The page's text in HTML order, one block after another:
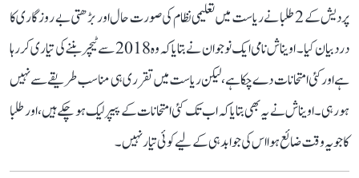
پردیش کے 2 طلبا نے ریاست میں تعلیمی نظام کی صورت حال اور بڑھتی بے روزگاری کا
درد بیان کیا۔ اویناش نامی ایک نوجوان نے بتایا کہ وہ 2018 سے ٹیچر بننے کی تیاری کر رہا
ہے اور کئی امتحانات دے چکا ہے، لیکن ریاست میں تقرری ہی مناسب طریقے سے نہیں
ہو رہی۔ اویناش نے یہ بھی بتایا کہ اب تک کئی امتحانات کے پیپر لیک ہو چکے ہیں، اور طلبا
کا جو یہ وقت ضائع ہوا اس کی جوابدہی کے لیے کوئی تیار نہیں۔